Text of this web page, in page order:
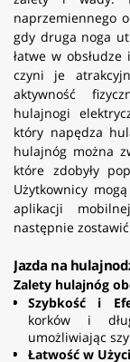
naprzemiennego
gdy druga noga
łatwe w
czyni je
aktywność
hulajnogi
który napędza
hulajnóg można
które zdobyły
Użytkownicy
aplikacji
następnie
Jazda na
Zalety hulajnóg
Szybkość i
korków i
umożliwiając
Łatwość w